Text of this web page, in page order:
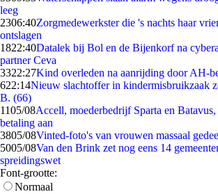
leeg
2306:40Zorgmedewerkster die 's nachts haar
ontslagen
1822:40Datalek bij Bol en de Bijenkorf na
partner Ceva
3322:27Kind overleden na aanrijding door AH-
622:14Nieuw slachtoffer in kindermisbruikzaak
B. (66)
1105/08Accell, moederbedrijf Sparta en
betaling aan
3805/08Vinted-foto's van vrouwen massaal
5005/08Van den Brink zet nog eens 14
spreidingswet
Font-grootte:
Normaal